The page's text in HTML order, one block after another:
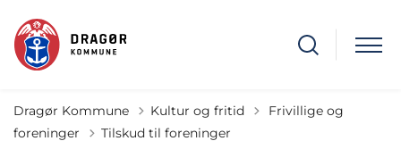
Dragør Kommune Kultur og fritid Tilbage til
Frivillige og
foreninger
Tilskud til foreninger